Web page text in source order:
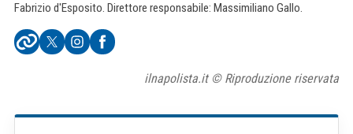
Fabrizio d'Esposito. Direttore responsabile: Massimiliano Gallo.
ilnapolista.it © Riproduzione riservata